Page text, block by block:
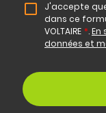
J'accepte
dans ce
VOLTAIRE *.En
données et